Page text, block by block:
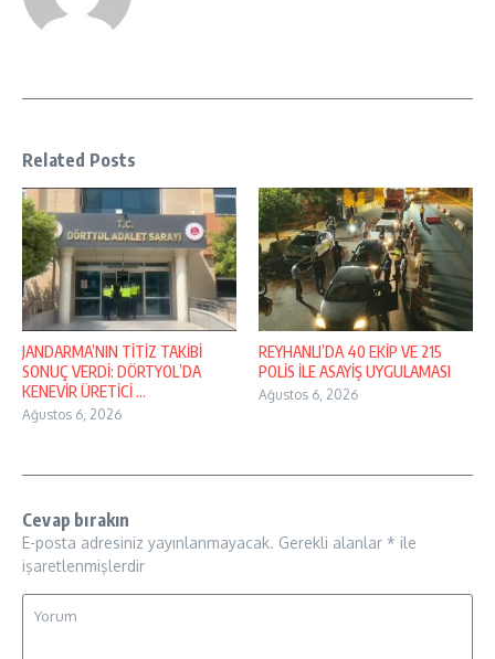
Related Posts
JANDARMA’NIN TİTİZ TAKİBİ
SONUÇ VERDİ: DÖRTYOL’DA
KENEVİR ÜRETİCİ ...
Ağustos 6, 2026
REYHANLI’DA 40 EKİP VE 215
POLİS İLE ASAYİŞ UYGULAMASI
Ağustos 6, 2026
Cevap bırakın
E-posta adresiniz yayınlanmayacak. Gerekli alanlar * ile
işaretlenmişlerdir